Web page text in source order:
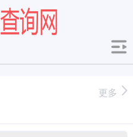
更多